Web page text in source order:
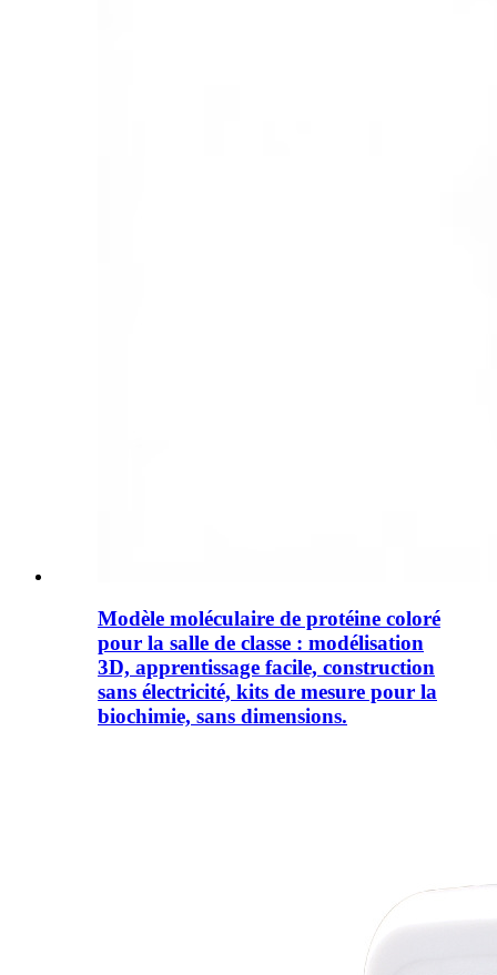
Modèle moléculaire de protéine coloré
pour la salle de classe : modélisation
3D, apprentissage facile, construction
sans électricité, kits de mesure pour la
biochimie, sans dimensions.